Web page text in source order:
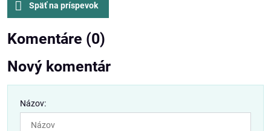
Späť na príspevok
Komentáre (0)
Nový komentár
Názov: